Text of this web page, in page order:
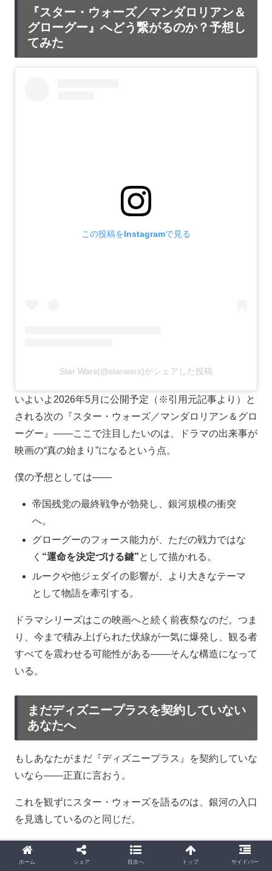
『スター・ウォーズ／マンダロリアン＆
グローグー』へどう繋がるのか？予想し
てみた
この投稿をInstagramで見る
Star Wars(@starwars)がシェアした投稿
いよいよ2026年5月に公開予定（※引用元記事より）と
される次の『スター・ウォーズ／マンダロリアン＆グロ
ーグー』――ここで注目したいのは、ドラマの出来事が
映画の“真の始まり”になるという点。
僕の予想としては――
帝国残党の最終戦争が勃発し、銀河規模の衝突
へ。
グローグーのフォース能力が、ただの戦力ではな
く “運命を決定づける鍵”として描かれる。
ルークや他ジェダイの影響が、より大きなテーマ
として物語を牽引する。
ドラマシリーズはこの映画へと続く前夜祭なのだ。つま
り、今まで積み上げられた伏線が一気に爆発し、観る者
すべてを震わせる可能性がある――そんな構造になって
いる。
まだディズニープラスを契約していない
あなたへ
もしあなたがまだ『ディズニープラス』を契約していな
いなら――正直に言おう。
これを観ずにスター・ウォーズを語るのは、銀河の入口
を見逃しているのと同じだ。
『マンダロリアン』は単なるスピンオフではない。
ホーム シェア 目次へ トップ サイドバー